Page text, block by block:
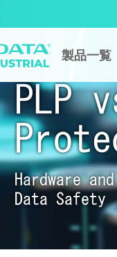
製品一覧
PLP
Hardware
Data Safety